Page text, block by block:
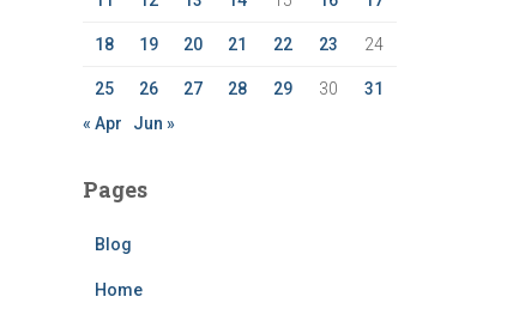
18 19 20 21 22 23 24
25 26 27 28 29 30
31
« Apr
Jun »
Pages
Blog
Home